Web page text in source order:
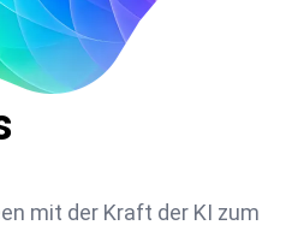
mit der Kraft der KI zum